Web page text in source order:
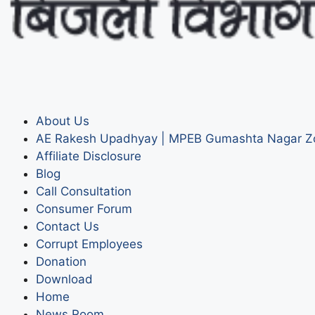
About Us
AE Rakesh Upadhyay | MPEB Gumashta Nagar
Affiliate Disclosure
Blog
Call Consultation
Consumer Forum
Contact Us
Corrupt Employees
Donation
Download
Home